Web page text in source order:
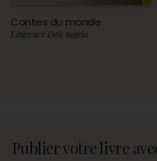
Contes du monde
Laurence Dell Angelo
Publier votre livre